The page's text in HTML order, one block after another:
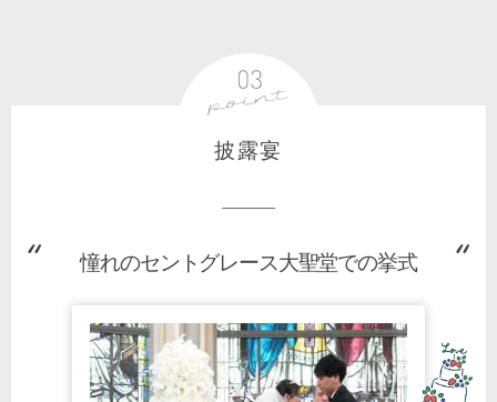
披露宴
憧れのセントグレース大聖堂での挙式